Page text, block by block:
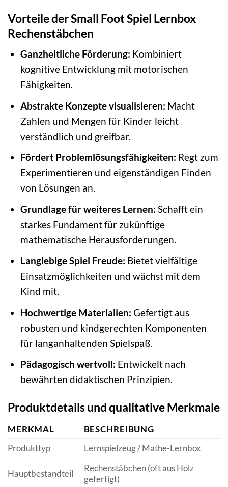
Vorteile der Small Foot Spiel Lernbox
Rechenstäbchen
Ganzheitliche Förderung: Kombiniert
kognitive Entwicklung mit motorischen
Fähigkeiten.
Abstrakte Konzepte visualisieren: Macht
Zahlen und Mengen für Kinder leicht
verständlich und greifbar.
Fördert Problemlösungsfähigkeiten: Regt zum
Experimentieren und eigenständigen Finden
von Lösungen an.
Grundlage für weiteres Lernen: Schafft ein
starkes Fundament für zukünftige
mathematische Herausforderungen.
Langlebige Spiel Freude: Bietet vielfältige
Einsatzmöglichkeiten und wächst mit dem
Kind mit.
Hochwertige Materialien: Gefertigt aus
robusten und kindgerechten Komponenten
für langanhaltenden Spielspaß.
Pädagogisch wertvoll: Entwickelt nach
bewährten didaktischen Prinzipien.
Produktdetails und qualitative Merkmale
MERKMAL
BESCHREIBUNG
Produkttyp
Lernspielzeug / Mathe-Lernbox
Hauptbestandteil
Rechenstäbchen (oft aus Holz
gefertigt)